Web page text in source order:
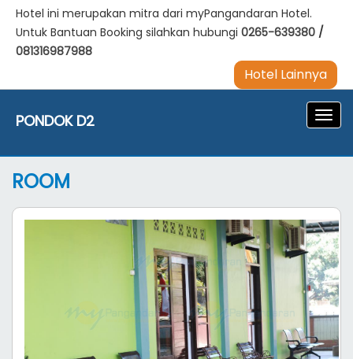
Hotel ini merupakan mitra dari myPangandaran Hotel.
Untuk Bantuan Booking silahkan hubungi 0265-639380 /
081316987988
Hotel Lainnya
PONDOK D2
ROOM